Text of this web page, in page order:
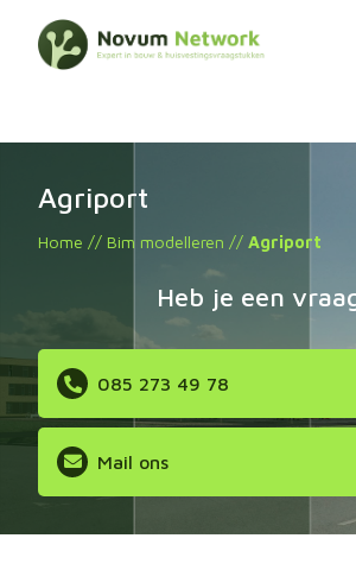
Agriport
Home // Bim modelleren // Agriport
Heb je een
085 273 49 78
Mail ons